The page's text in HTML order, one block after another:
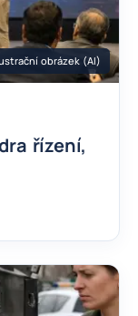
obrázek (AI)
řízení,